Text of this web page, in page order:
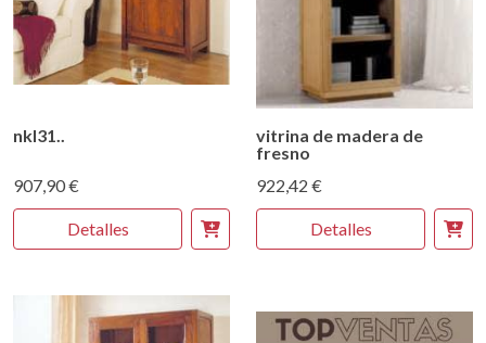
nkl31..
907,90 €
Detalles
vitrina de madera de
fresno
922,42 €
Detalles